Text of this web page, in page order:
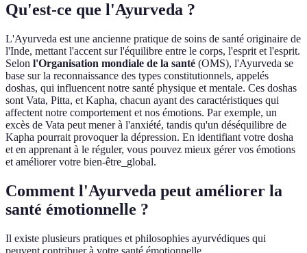
Qu'est-ce que l'Ayurveda ?
L'Ayurveda est une ancienne pratique de soins de santé originaire de
l'Inde, mettant l'accent sur l'équilibre entre le corps, l'esprit et l'esprit.
Selon l'Organisation mondiale de la santé (OMS), l'Ayurveda se
base sur la reconnaissance des types constitutionnels, appelés
doshas, qui influencent notre santé physique et mentale. Ces doshas
sont Vata, Pitta, et Kapha, chacun ayant des caractéristiques qui
affectent notre comportement et nos émotions. Par exemple, un
excès de Vata peut mener à l'anxiété, tandis qu'un déséquilibre de
Kapha pourrait provoquer la dépression. En identifiant votre dosha
et en apprenant à le réguler, vous pouvez mieux gérer vos émotions
et améliorer votre bien-être_global.
Comment l'Ayurveda peut améliorer la
santé émotionnelle ?
Il existe plusieurs pratiques et philosophies ayurvédiques qui
peuvent contribuer à votre santé émotionnelle.